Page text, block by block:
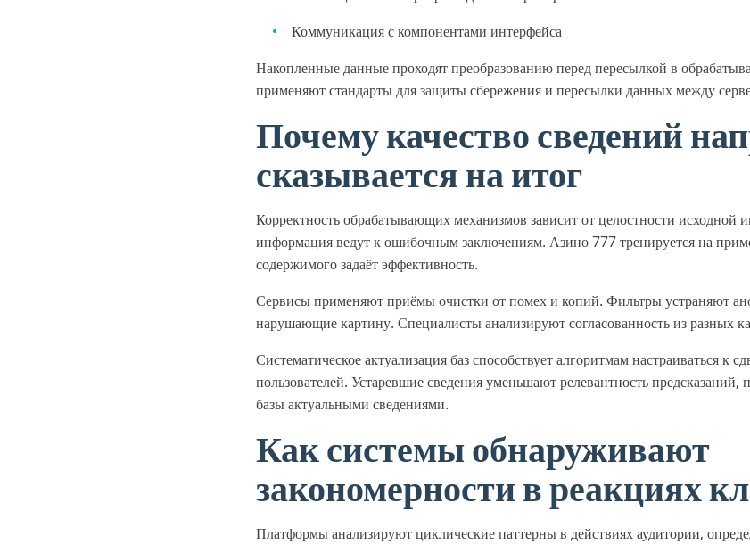
Коммуникация с компонентами интерфейса
Накопленные данные проходят преобразованию перед пересылкой в
применяют стандарты для защиты сбережения и пересылки данных между
Почему качество сведений
сказывается на итог
Корректность обрабатывающих механизмов зависит от целостности
информация ведут к ошибочным заключениям. Азино 777 тренируется на
содержимого задаёт эффективность.
Сервисы применяют приёмы очистки от помех и копий. Фильтры устраняют
нарушающие картину. Специалисты анализируют согласованность из разных
Систематическое актуализация баз способствует алгоритмам настраиваться к
пользователей. Устаревшие сведения уменьшают релевантность
базы актуальными сведениями.
Как системы обнаруживают
закономерности в реакциях
Платформы анализируют циклические паттерны в действиях аудитории,